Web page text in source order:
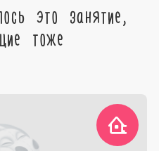
это занятие,
тоже